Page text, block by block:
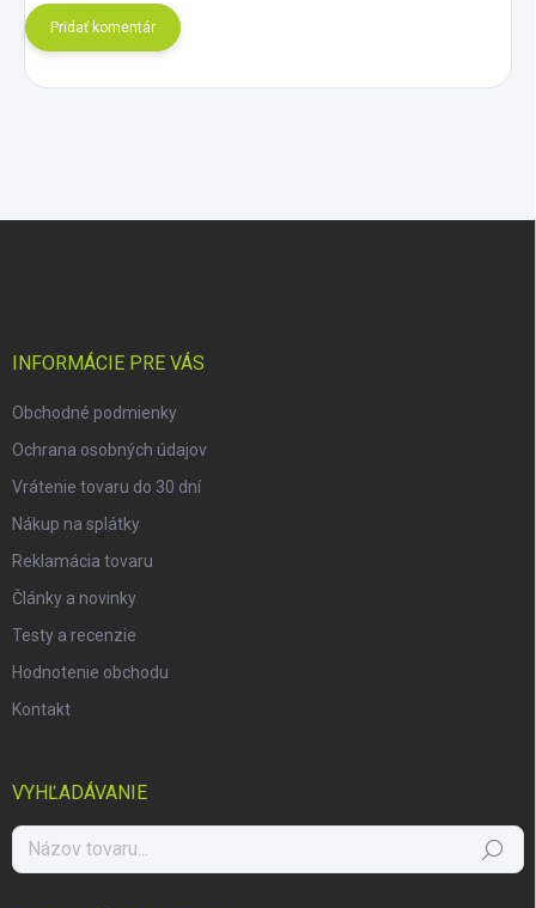
Pridať komentár
INFORMÁCIE PRE VÁS
Obchodné podmienky
Ochrana osobných údajov
Vrátenie tovaru do 30 dní
Nákup na splátky
Reklamácia tovaru
Články a novinky
Testy a recenzie
Hodnotenie obchodu
Kontakt
VYHĽADÁVANIE
Hľadať